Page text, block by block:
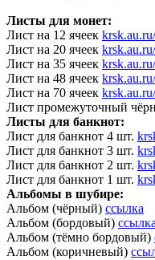
Листы для монет:
Лист на 12 ячеек
Лист на 20 ячеек
Лист на 35 ячеек
Лист на 48 ячеек
Лист на 70 ячеек
Лист промежуточный
Листы для банкнот:
Лист для банкнот 4 шт.
Лист для банкнот 3 шт.
Лист для банкнот 2 шт.
Лист для банкнот 1 шт.
Альбомы в шубире:
Альбом (чёрный) ссылка
Альбом (бордовый) ссылка
Альбом (тёмно бордовый)
Альбом (коричневый)